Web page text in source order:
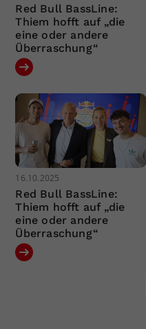
Red Bull BassLine:
Thiem hofft auf „die
eine oder andere
Überraschung“
16.10.2025
Red Bull BassLine:
Thiem hofft auf „die
eine oder andere
Überraschung“